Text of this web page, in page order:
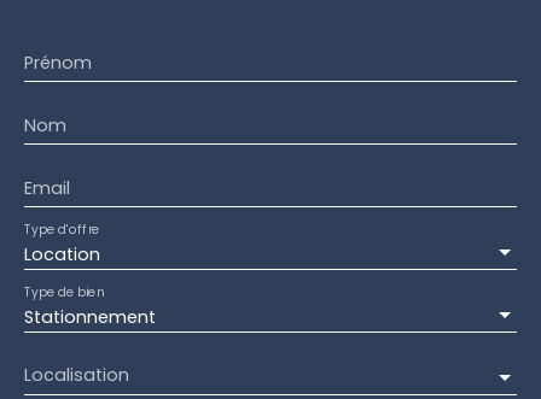
Prénom
Nom
Email
Location
Type d'offre
Stationnement
Type de bien
Localisation